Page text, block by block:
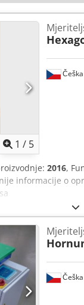
1 / 5
Češka
2016,
informacije o
Češka